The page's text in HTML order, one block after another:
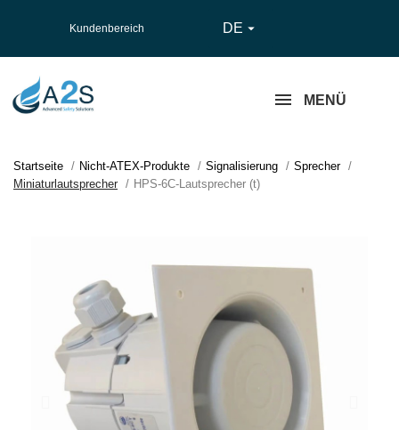
Kundenbereich DE 
MENÜ
Startseite Nicht-ATEX-Produkte Signalisierung
Sprecher
Miniaturlautsprecher
HPS-6C-Lautsprecher (t)